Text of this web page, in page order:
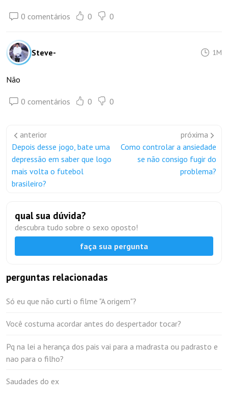
0 comentários 0 0
Steve- 1M
Não
0 comentários 0 0
anterior
Depois desse jogo, bate uma
depressão em saber que logo
mais volta o futebol
brasileiro?
próxima
Como controlar a ansiedade
se não consigo fugir do
problema?
qual sua dúvida?
descubra tudo sobre o sexo oposto!
faça sua pergunta
perguntas relacionadas
Só eu que não curti o filme "A origem"?
Você costuma acordar antes do despertador tocar?
Pq na lei a herança dos pais vai para a madrasta ou padrasto e
nao para o filho?
Saudades do ex